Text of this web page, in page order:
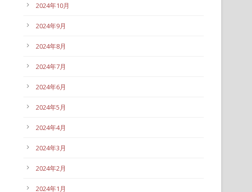
2024年10月
2024年9月
2024年8月
2024年7月
2024年6月
2024年5月
2024年4月
2024年3月
2024年2月
2024年1月